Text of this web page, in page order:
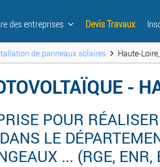
des entreprises Devis Travaux
de panneaux solaires Haute-
-
POUR
LE
... (RGE,